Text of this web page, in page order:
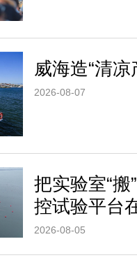
威海造“清凉
2026-08-07
把实验室“
控试验平台
2026-08-05